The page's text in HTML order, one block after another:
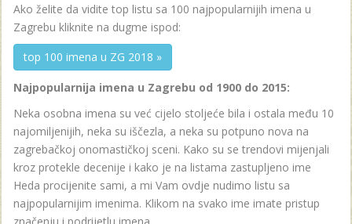
Ako želite da vidite top listu sa 100 najpopularnijih imena u
Zagrebu kliknite na dugme ispod:
top 100 imena u ZG 2018 »
Najpopularnija imena u Zagrebu od 1900 do 2015:
Neka osobna imena su već cijelo stoljeće bila i ostala među 10
najomiljenijih, neka su iščezla, a neka su potpuno nova na
zagrebačkoj onomastičkoj sceni. Kako su se trendovi mijenjali
kroz protekle decenije i kako je na listama zastupljeno ime
Heda procijenite sami, a mi Vam ovdje nudimo listu sa
najpopularnijim imenima. Klikom na svako ime imate pristup
značenju i podrijetlu imena